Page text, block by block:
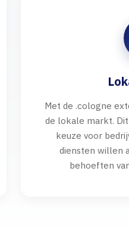
Met de .cologne
de lokale markt.
keuze voor
diensten willen
behoeften